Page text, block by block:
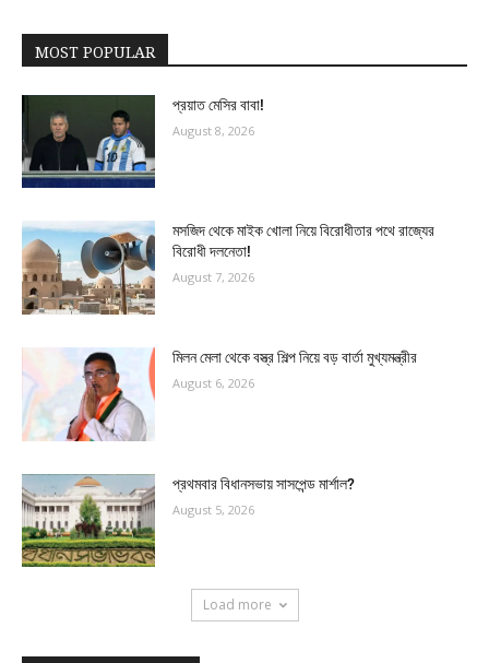
MOST POPULAR
প্রয়াত মেসির বাবা!
August 8, 2026
মসজিদ থেকে মাইক খোলা নিয়ে বিরোধীতার পথে রাজ্যের
বিরোধী দলনেতা!
August 7, 2026
মিলন মেলা থেকে বস্ত্র শিল্প নিয়ে বড় বার্তা মুখ্যমন্ত্রীর
August 6, 2026
প্রথমবার বিধানসভায় সাসপেন্ড মার্শাল?
August 5, 2026
Load more